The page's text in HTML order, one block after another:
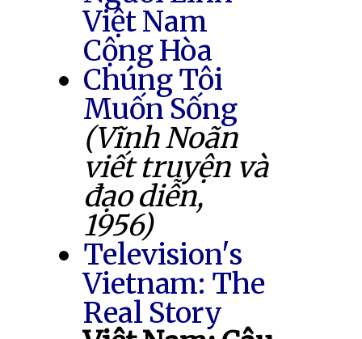
Việt Nam
Cộng Hòa
Chúng Tôi
Muốn Sống
(Vĩnh Noãn
viết truyện và
đạo diễn,
1956)
Television's
Vietnam: The
Real Story